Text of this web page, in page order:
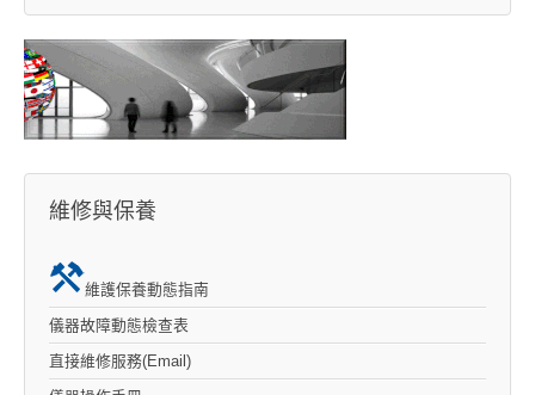
維修與保養
維護保養動態指南
儀器故障動態檢查表
直接維修服務(Email)